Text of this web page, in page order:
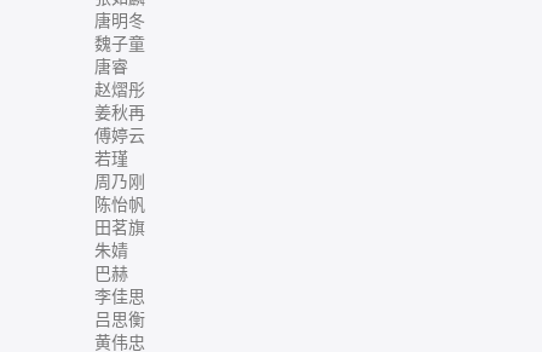
唐明冬
魏子童
唐睿
赵熠彤
姜秋再
傅婷云
若瑾
周乃刚
陈怡帆
田茗旗
朱婧
巴赫
李佳思
吕思衡
黄伟忠